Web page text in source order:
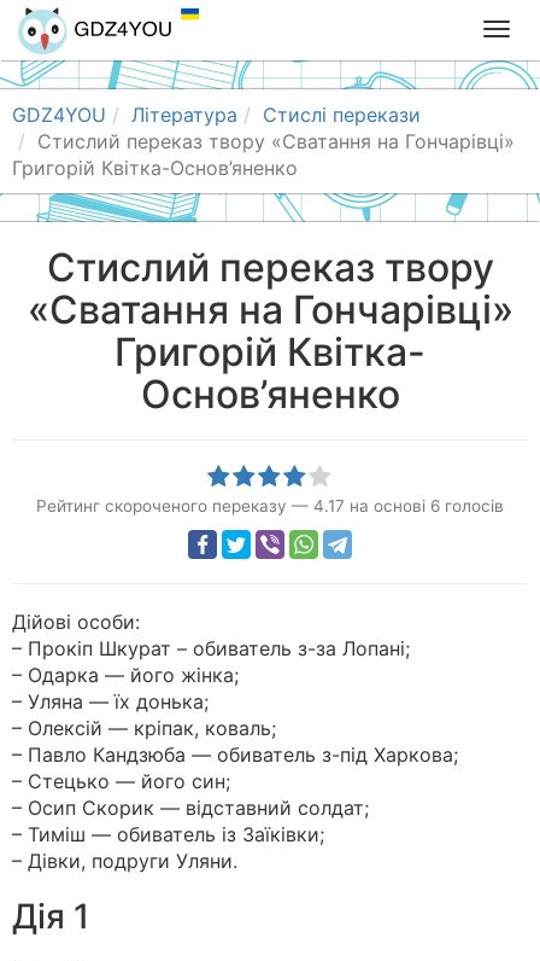
T
o
g
l
n
a
g
a
GDZ4YOU Література
Стислі перекази
Стислий переказ твору «Сватання на Гончарівці»
Григорій Квітка-Основ’яненко
Стислий переказ твору
«Сватання на Гончарівці»
Григорій Квітка-
Основ’яненко
Рейтинг скороченого переказу — 4.17 на основі 6 голосів
Дійові особи:
– Прокіп Шкурат – обиватель з-за Лопані;
– Одарка — його жінка;
– Уляна — їх донька;
– Олексій — кріпак, коваль;
– Павло Кандзюба — обиватель з-під Харкова;
– Стецько — його син;
– Осип Скорик — відставний солдат;
– Тиміш — обиватель із Заїківки;
– Дівки, подруги Уляни.
Дія 1